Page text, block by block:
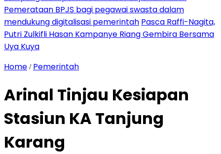
Pemerataan BPJS bagi pegawai swasta dalam
mendukung digitalisasi pemerintah Pasca Raffi-Nagita,
Putri Zulkifli Hasan Kampanye Riang Gembira Bersama
Uya Kuya
Home / Pemerintah
Arinal Tinjau Kesiapan
Stasiun KA Tanjung
Karang